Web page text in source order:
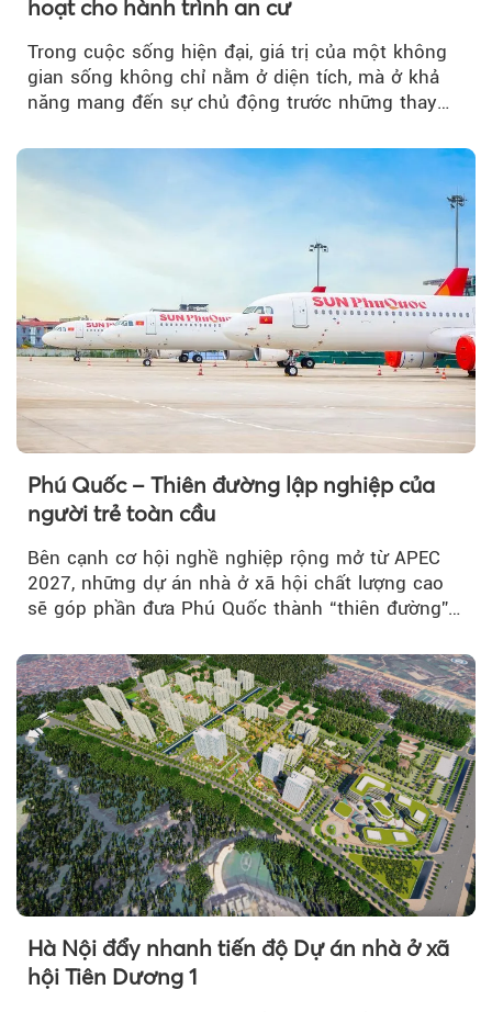
Theo
hoạt cho hành trình an cư
Trong cuộc sống hiện đại, giá trị của một không
gian sống không chỉ nằm ở diện tích, mà ở khả
năng mang đến sự chủ động trước những thay
Phú Quốc – Thiên đường lập nghiệp của
người trẻ toàn cầu
Bên cạnh cơ hội nghề nghiệp rộng mở từ APEC
2027, những dự án nhà ở xã hội chất lượng cao
sẽ góp phần đưa Phú Quốc thành “thiên đường”
Hà Nội đẩy nhanh tiến độ Dự án nhà ở xã
hội Tiên Dương 1